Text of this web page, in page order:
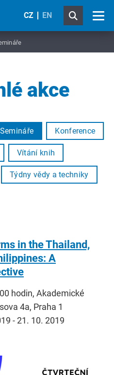
CZ EN
akce
Semináře Konference
Vítání knih
Týdny vědy a techniky
in the Thailand,
A
hodin, Akademické
4a, Praha 1
- 21. 10. 2019